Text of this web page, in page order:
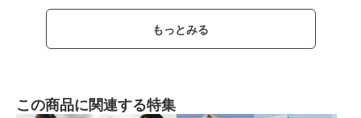
もっとみる
この商品に関連する特集